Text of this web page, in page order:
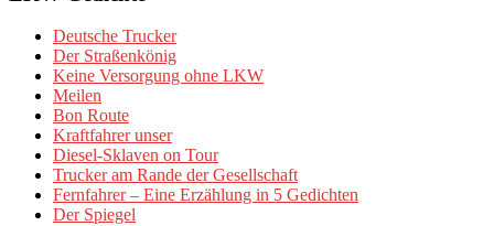
Deutsche Trucker
Der Straßenkönig
Keine Versorgung ohne LKW
Meilen
Bon Route
Kraftfahrer unser
Diesel-Sklaven on Tour
Trucker am Rande der Gesellschaft
Fernfahrer – Eine Erzählung in 5 Gedichten
Der Spiegel